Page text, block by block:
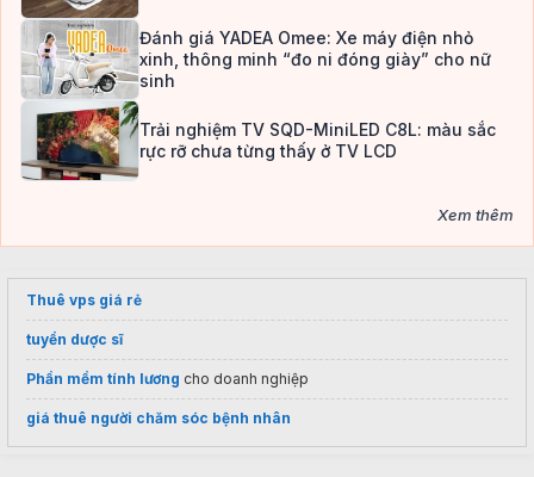
Đánh giá YADEA Omee: Xe máy điện nhỏ
xinh, thông minh “đo ni đóng giày” cho nữ
sinh
Trải nghiệm TV SQD-MiniLED C8L: màu sắc
rực rỡ chưa từng thấy ở TV LCD
Xem thêm
Thuê vps giá rẻ
tuyển dược sĩ
Phần mềm tính lương cho doanh nghiệp
giá thuê người chăm sóc bệnh nhân